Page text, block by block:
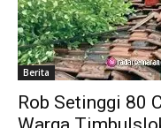
Berita
Rob Setinggi 80